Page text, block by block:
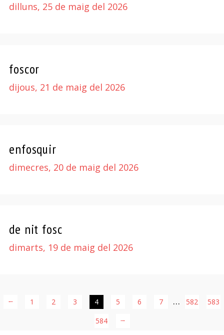
dilluns, 25 de maig del 2026
foscor
dijous, 21 de maig del 2026
enfosquir
dimecres, 20 de maig del 2026
de nit fosc
dimarts, 19 de maig del 2026
← 1 2 3 4 5 6 7 … 582
583
584
→